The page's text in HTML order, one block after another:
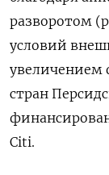
разворотом
условий
стран
Citi.